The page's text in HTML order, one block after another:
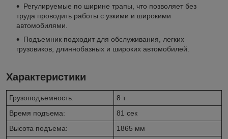
Регулируемые по ширине трапы, что позволяет без
труда проводить работы с узкими и широкими
автомобилями.
Подъемник подходит для обслуживания, легких
грузовиков, длиннобазных и широких автомобилей.
Характеристики
Грузоподъемность:
8 т
Время подъема:
81 сек
Высота подъема:
1865 мм